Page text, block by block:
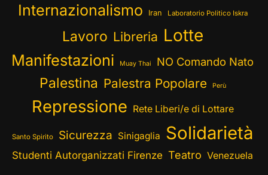
Internazionalismo Iran Laboratorio Politico Iskra
Lavoro Libreria Lotte
Manifestazioni Muay Thai NO Comando Nato
Palestina Palestra Popolare Perù
Repressione Rete Liberi/e di Lottare
Santo Spirito Sicurezza Sinigaglia Solidarietà
Studenti Autorganizzati Firenze Teatro Venezuela